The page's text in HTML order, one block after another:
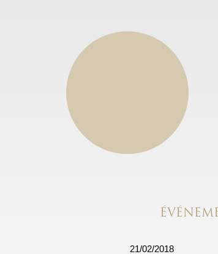
21/02/2018